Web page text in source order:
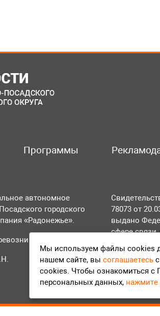
Программы
автономное
городского
«Радонежье».
О.А.
78073 от
выдано
сфере
массовых
Положение
Согласие на
Мы используем файлы cookies
нашем сайте, вы соглашаетесь
cookies. Чтобы ознакомиться с
персональных данных, нажмите